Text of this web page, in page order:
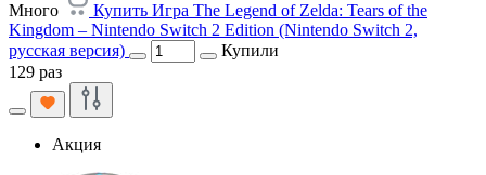
Много
Купить Игра The Legend of Zelda: Tears of the
Kingdom – Nintendo Switch 2 Edition (Nintendo Switch 2,
русская версия)
Купили
129 раз
Акция